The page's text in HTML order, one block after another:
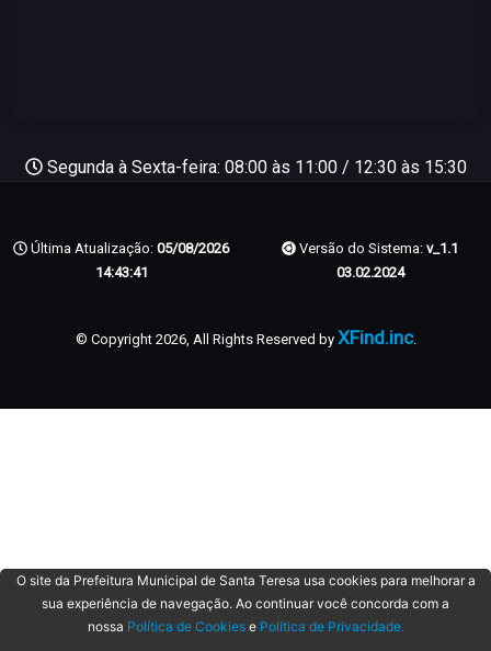
Segunda à Sexta-feira: 08:00 às 11:00 / 12:30 às 15:30
Última Atualização: 05/08/2026
14:43:41
Versão do Sistema: v_1.1
03.02.2024
© Copyright 2026, All Rights Reserved by XFind.inc.
O site da Prefeitura Municipal de Santa Teresa usa cookies para melhorar a
sua experiência de navegação. Ao continuar você concorda com a
nossa Política de Cookiese Política de Privacidade.